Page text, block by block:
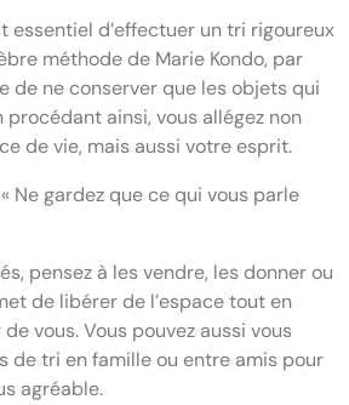
essentiel d’effectuer un tri rigoureux
méthode de Marie Kondo, par
de ne conserver que les objets qui
procédant ainsi, vous allégez non
de vie, mais aussi votre esprit.
Ne gardez que ce qui vous parle
pensez à les vendre, les donner ou
de libérer de l’espace tout en
vous. Vous pouvez aussi vous
de tri en famille ou entre amis pour
agréable.